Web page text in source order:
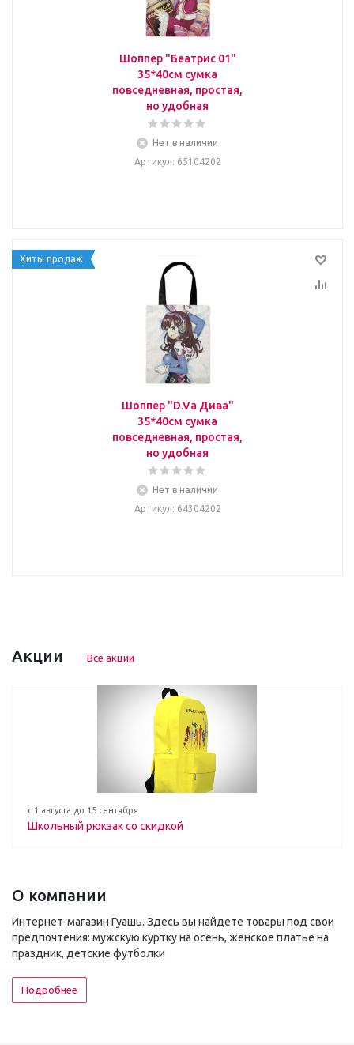
Шоппер "Беатрис 01"
35*40см сумка
повседневная, простая,
но удобная
Нет в наличии
Артикул: 65104202
Хиты продаж
Шоппер "D.Va Дива"
35*40см сумка
повседневная, простая,
но удобная
Нет в наличии
Артикул: 64304202
Акции Все акции
с 1 августа до 15 сентября
Школьный рюкзак со скидкой
О компании
Интернет-магазин Гуашь. Здесь вы найдете товары под свои
предпочтения: мужскую куртку на осень, женское платье на
праздник, детские футболки
Подробнее